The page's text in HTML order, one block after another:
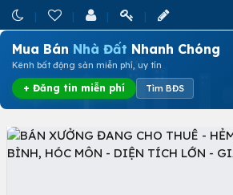
Mua Bán Nhà Đất Nhanh Chóng
Kênh bất động sản miễn phí, uy tín
+ Đăng tin miễn phí Tìm BĐS